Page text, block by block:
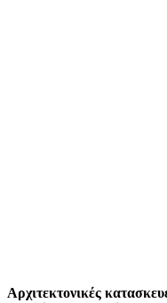
Αρχιτεκτονικές